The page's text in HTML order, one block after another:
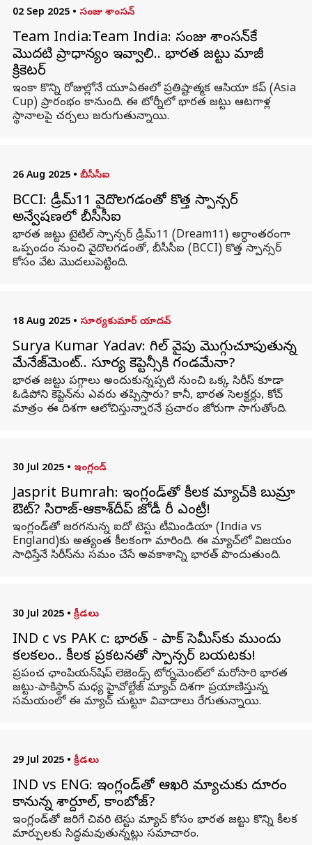
02 Sep 2025 • సంజు శాంసన్
Team India:Team India: సంజు శాంసన్‌కే
మొదటి ప్రాధాన్యం ఇవ్వాలి.. భారత జట్టు మాజీ
క్రికెటర్‌
ఇంకా కొన్ని రోజుల్లోనే యూఏఈలో ప్రతిష్టాత్మక ఆసియా కప్‌ (Asia
Cup) ప్రారంభం కానుంది. ఈ టోర్నీలో భారత జట్టు ఆటగాళ్ల
స్థానాలపై చర్చలు జరుగుతున్నాయి.
26 Aug 2025 • బీసీసీఐ
BCCI: డ్రీమ్‌11 వైదొలగడంతో కొత్త స్పాన్సర్
అన్వేషణలో బీసీసీఐ
భారత జట్టు టైటిల్‌ స్పాన్సర్‌ డ్రీమ్‌11 (Dream11) అర్ధాంతరంగా
ఒప్పందం నుంచి వైదొలగడంతో, బీసీసీఐ (BCCI) కొత్త స్పాన్సర్‌
కోసం వేట మొదలుపెట్టింది.
18 Aug 2025 • సూర్యకుమార్ యాదవ్
Surya Kumar Yadav: గిల్‌ వైపు మొగ్గుచూపుతున్న
మేనేజ్‌మెంట్‌.. సూర్య కెప్టెన్సీకి గండమేనా?
భారత జట్టు పగ్గాలు అందుకున్నప్పటి నుంచి ఒక్క సిరీస్‌ కూడా
ఓడిపోని కెప్టెన్‌ను ఎవరు తప్పిస్తారు? కానీ, భారత సెలక్టర్లు, కోచ్‌
మాత్రం ఈ దిశగా ఆలోచిస్తున్నారనే ప్రచారం జోరుగా సాగుతోంది.
30 Jul 2025 • ఇంగ్లండ్
Jasprit Bumrah: ఇంగ్లండ్‌తో కీలక మ్యాచ్‌కి బుమ్రా
ఔట్‌? సిరాజ్-ఆకాశ్‌దీప్‌ జోడీ రీ ఎంట్రీ!
ఇంగ్లండ్‌తో జరగనున్న ఐదో టెస్టు టీమిండియా (India vs
England)కు అత్యంత కీలకంగా మారింది. ఈ మ్యాచ్‌లో విజయం
సాధిస్తేనే సిరీస్‌ను సమం చేసే అవకాశాన్ని భారత్ పొందుతుంది.
30 Jul 2025 • క్రీడలు
IND c vs PAK c: భారత్ - పాక్ సెమీస్‌కు ముందు
కలకలం.. కీలక ప్రకటనతో స్పాన్సర్‌ బయటకు!
ప్రపంచ ఛాంపియన్‌షిప్ లెజెండ్స్‌ టోర్నమెంట్‌లో మరోసారి భారత
జట్టు-పాకిస్థాన్‌ మధ్య హైవోల్టేజ్‌ మ్యాచ్‌ దిశగా ప్రయాణిస్తున్న
సమయంలో ఈ మ్యాచ్ చుట్టూ వివాదాలు రేగుతున్నాయి.
29 Jul 2025 • క్రీడలు
IND vs ENG: ఇంగ్లండ్‌తో ఆఖరి మ్యాచుకు దూరం
కానున్న శార్దూల్, కాంబోజ్?
ఇంగ్లండ్‌తో జరిగే చివరి టెస్టు మ్యాచ్‌ కోసం భారత జట్టు కొన్ని కీలక
మార్పులకు సిద్ధమవుతున్నట్లు సమాచారం.